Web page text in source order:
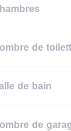
de
de bain
de